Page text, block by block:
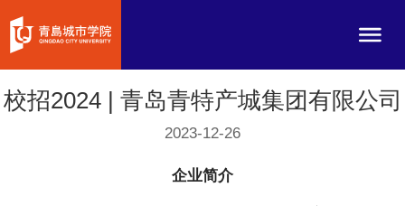
校招2024 | 青岛青特产城集团有限公司
2023-12-26
企业简介